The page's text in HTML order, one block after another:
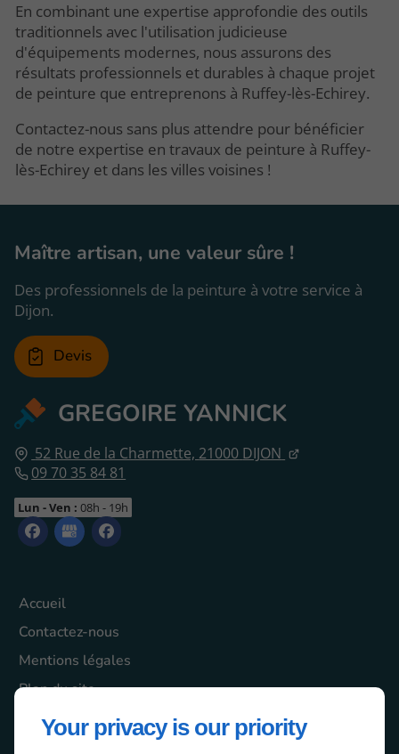
Your privacy is our priority
En combinant une expertise approfondie des outils
traditionnels avec l'utilisation judicieuse
d'équipements modernes, nous assurons des
résultats professionnels et durables à chaque projet
de peinture que entreprenons à Ruffey-lès-Echirey.
Contactez-nous sans plus attendre pour bénéficier
de notre expertise en travaux de peinture à Ruffey-
lès-Echirey et dans les villes voisines !
GREGOIRE YANNICK
52 Rue de la Charmette, 21000 DIJON
09 70 35 84 81
Lun - Ven :08h - 19h
Accueil
Contactez-nous
Mentions légales
Plan du site
Maître artisan, une valeur sûre !
Des professionnels de la peinture à votre service à
Dijon.
Devis